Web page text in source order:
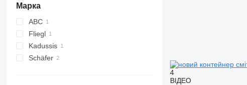
Марка
ABC
Fliegl
Kadussis
Schäfer
4
ВІДЕО